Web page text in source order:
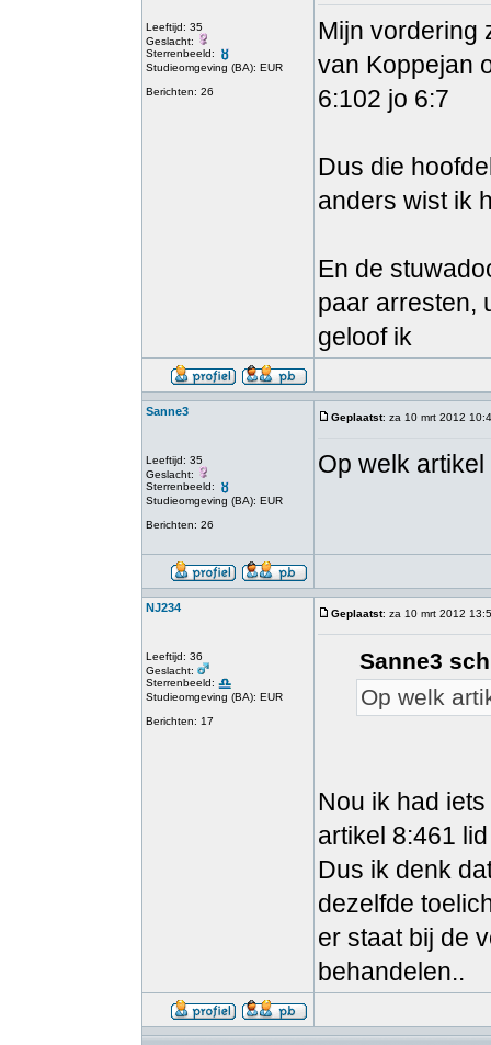
Leeftijd: 35
Geslacht:
Sterrenbeeld:
Studieomgeving (BA): EUR
Berichten: 26
Mijn vordering
van Koppejan
6:102 jo 6:7
Dus die
anders wist ik
En de
paar arresten,
geloof ik
Sanne3
Leeftijd: 35
Geslacht:
Sterrenbeeld:
Studieomgeving (BA): EUR
Berichten: 26
Geplaatst: za 10 mrt 2012
Op welk
NJ234
Leeftijd: 36
Geslacht:
Sterrenbeeld:
Studieomgeving (BA): EUR
Berichten: 17
Geplaatst: za 10 mrt 2012
Sanne3
Op welk
Nou ik had
artikel 8:461
Dus ik denk
dezelfde
er staat bij de
behandelen..